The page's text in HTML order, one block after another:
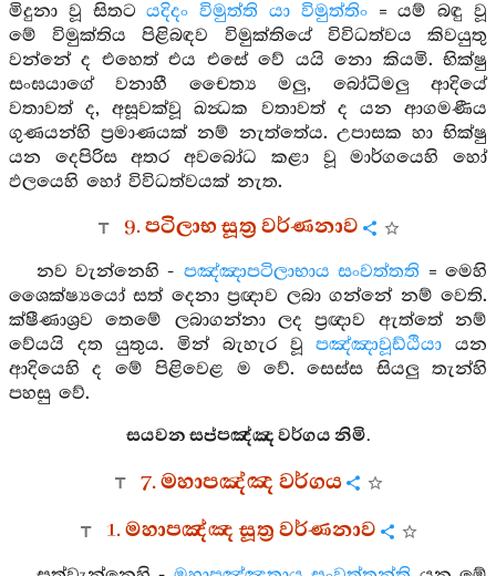
මිදුනා වූ සිතටයදිදං විමුත්ති යා විමුත්තිං= යම් බඳු වූ
මේ විමුක්තිය පිළිබඳව විමුක්තියේ විවිධත්වය කිවයුතු
වන්නේ ද එහෙත් එය එසේ වේ යයි නො කියමි. භික්ෂු
සංඝයාගේ වනාහී චෛත්‍ය මලු, බෝධිමලු ආදියේ
වතාවත් ද, අසූවක්වූ ඛන්‍ධක වතාවත් ද යන ආගමණීය
ගුණයන්හි ප්‍රමාණයක් නම් නැත්තේය. උපාසක හා භික්ෂු
යන දෙපිරිස අතර අවබෝධ කළා වූ මාර්ගයෙහි හෝ
ඵලයෙහි හෝ විවිධත්වයක් නැත.
9. පටිලාභ සූත්‍ර වර්ණනාව
නව වැන්නෙහි - පඤ්ඤාපටිලාභාය සංවත්තති = මෙහි
ශෛක්ෂ්‍යයෝ සත් දෙනා ප්‍රඥාව ලබා ගන්නේ නම් වෙති.
ක්ෂීණාශ්‍රව තෙමේ ලබාගන්නා ලද ප්‍රඥාව ඇත්තේ නම්
වේයයි දත යුතුය. මින් බැහැර වූපඤ්ඤාවූඩ්ඨියා යන
ආදියෙහි ද මේ පිළිවෙළ ම වේ. සෙස්ස සියලු තැන්හි
පහසු වේ.
සයවන සප්පඤ්ඤ වර්ගය නිමි.
7. මහාපඤ්ඤ වර්ගය
1. මහාපඤ්ඤ සූත්‍ර වර්ණනාව